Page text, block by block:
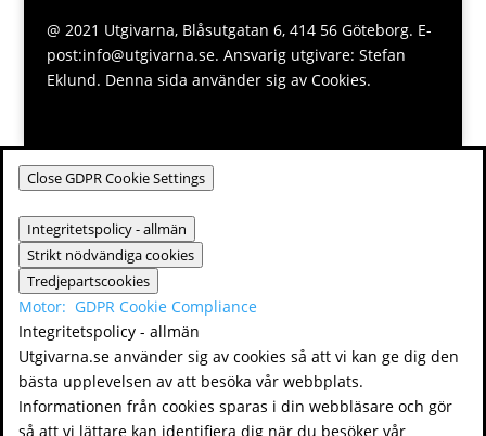
@ 2021 Utgivarna, Blåsutgatan 6, 414 56 Göteborg. E-
post:info@utgivarna.se. Ansvarig utgivare: Stefan
Eklund. Denna sida använder sig av Cookies.
Close GDPR Cookie Settings
Integritetspolicy - allmän
Strikt nödvändiga cookies
Tredjepartscookies
Motor: GDPR Cookie Compliance
Integritetspolicy - allmän
Utgivarna.se använder sig av cookies så att vi kan ge dig den
bästa upplevelsen av att besöka vår webbplats.
Informationen från cookies sparas i din webbläsare och gör
så att vi lättare kan identifiera dig när du besöker vår